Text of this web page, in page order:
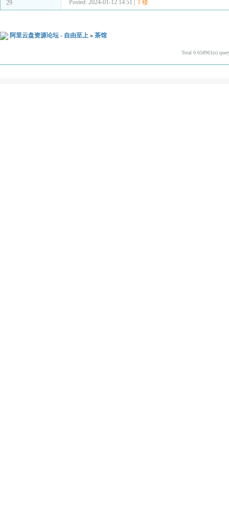
29
Posted: 2024-01-12 14:51 | 1 楼
阿里云盘资源论坛 - 自由至上 » 茶馆
Total 0.658961(s)